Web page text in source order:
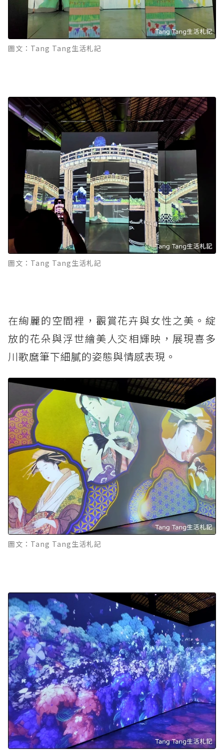
圖文：Tang Tang生活札記
圖文：Tang Tang生活札記
在絢麗的空間裡，觀賞花卉與女性之美。綻
放的花朵與浮世繪美人交相輝映，展現喜多
川歌麿筆下細膩的姿態與情感表現。
圖文：Tang Tang生活札記